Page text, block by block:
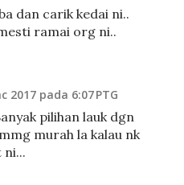
dan carik kedai ni..
ramai org ni..
2017 pada 6:07 PTG
pilihan lauk dgn
murah la kalau nk